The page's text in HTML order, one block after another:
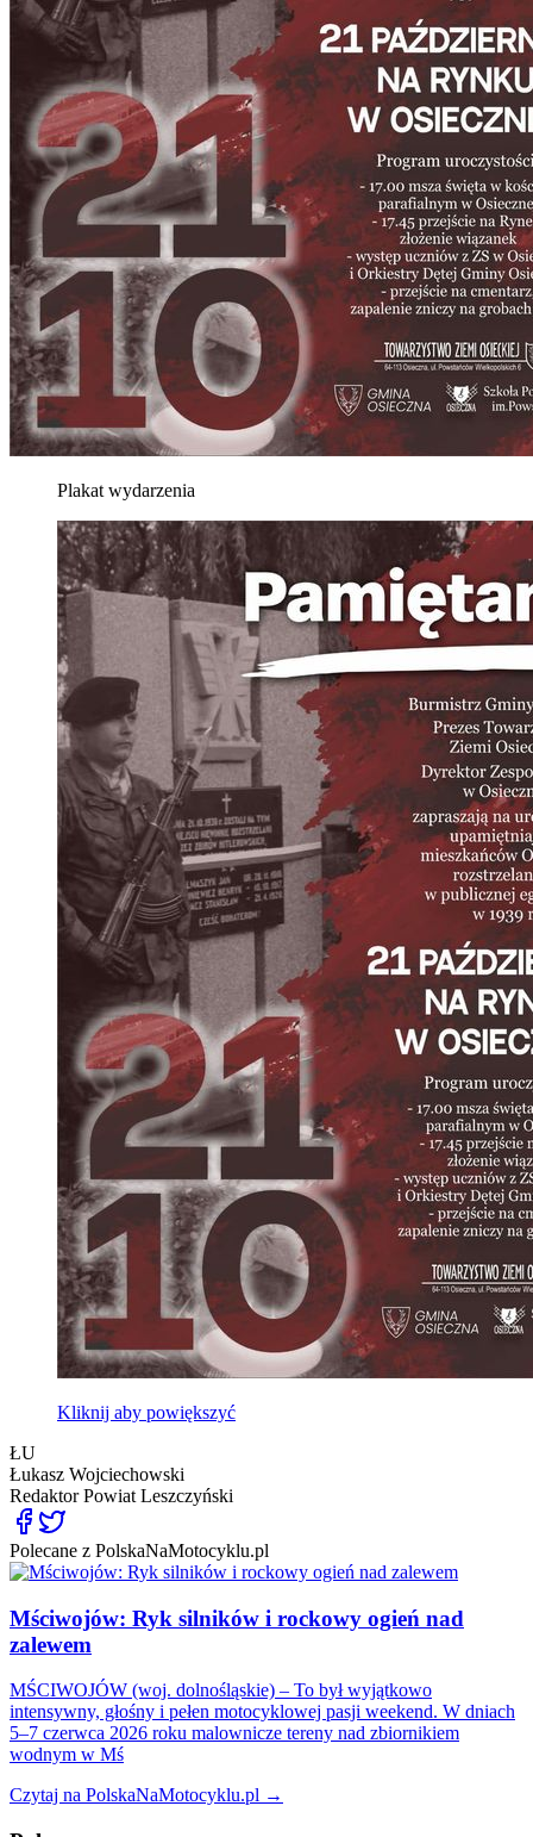
Plakat wydarzenia
Kliknij aby powiększyć
ŁU
Łukasz Wojciechowski
RedaktorPowiat Leszczyński
Polecane z PolskaNaMotocyklu.pl
Mściwojów: Ryk silników i rockowy ogień nad
zalewem
MŚCIWOJÓW (woj. dolnośląskie) – To był wyjątkowo
intensywny, głośny i pełen motocyklowej pasji weekend. W dniach
5–7 czerwca 2026 roku malownicze tereny nad zbiornikiem
wodnym w Mś
Czytaj na PolskaNaMotocyklu.pl →